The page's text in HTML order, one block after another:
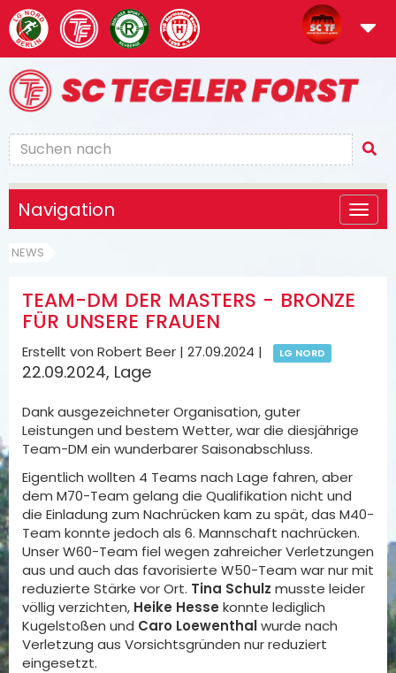
Navigation
NEWS
TEAM-DM DER MASTERS - BRONZE
FÜR UNSERE FRAUEN
Erstellt von Robert Beer | 27.09.2024 | LG NORD
22.09.2024, Lage
Dank ausgezeichneter Organisation, guter
Leistungen und bestem Wetter, war die diesjährige
Team-DM ein wunderbarer Saisonabschluss.
Eigentlich wollten 4 Teams nach Lage fahren, aber
dem M70-Team gelang die Qualifikation nicht und
die Einladung zum Nachrücken kam zu spät, das M40-
Team konnte jedoch als 6. Mannschaft nachrücken.
Unser W60-Team fiel wegen zahreicher Verletzungen
aus und auch das favorisierte W50-Team war nur mit
reduzierte Stärke vor Ort. Tina Schulz musste leider
völlig verzichten, Heike Hessekonnte lediglich
Kugelstoßen und Caro Loewenthalwurde nach
Verletzung aus Vorsichtsgründen nur reduziert
eingesetzt.